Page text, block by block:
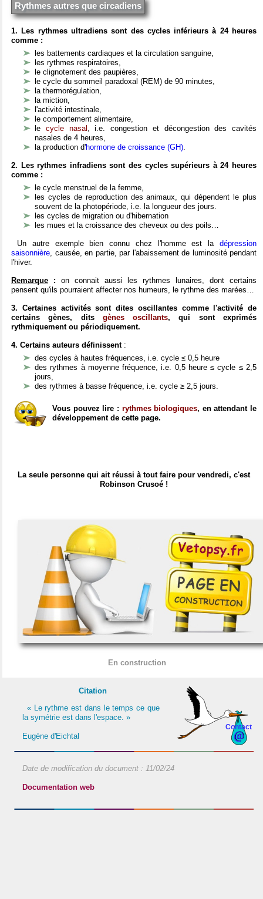
Rythmes autres que circadiens
1. Les rythmes ultradiens sont des cycles inférieurs à 24 heures
comme :
les battements cardiaques et la circulation sanguine,
les rythmes respiratoires,
le clignotement des paupières,
le cycle du sommeil paradoxal (REM) de 90 minutes,
la thermorégulation,
la miction,
l'activité intestinale,
le comportement alimentaire,
le cycle nasal
, i.e. congestion et décongestion des cavités
nasales de 4 heures,
la production d'hormone de croissance (GH)
2. Les rythmes infradiens sont des cycles supérieurs à 24 heures
comme :
le cycle menstruel de la femme,
les cycles de reproduction des animaux, qui dépendent le plus
souvent de la photopériode, i.e. la longueur des jours.
les cycles de migration ou d'hibernation
les mues et la croissance des cheveux ou des poils…
Un autre exemple bien connu chez l'homme est la dépression
saisonnière , causée, en partie, par l'abaissement de luminosité pendant
l'hiver.
Remarque : on connait aussi les rythmes lunaires, dont certains
pensent qu'ils pourraient affecter nos humeurs, le rythme des marées…
3. Certaines activités sont dites oscillantes comme l'activité de
certains gènes, dits gènes oscillants, qui sont exprimés
rythmiquement ou périodiquement.
4. Certains auteurs définissent :
des cycles à hautes fréquences, i.e. cycle ≤ 0,5 heure
des rythmes à moyenne fréquence, i.e. 0,5 heure ≤ cycle ≤ 2,5
jours,
des rythmes à basse fréquence, i.e. cycle ≥ 2,5 jours.
Vous pouvez lire : rythmes biologiques, en attendant le
développement de cette page.
La seule personne qui ait réussi à tout faire pour vendredi, c'est
Robinson Crusoé !
En construction
Contact
Citation
« Le rythme est dans le temps ce que
la symétrie est dans l'espace. »
Eugène d'Eichtal
Date de modification du document : 11/02/24
Documentation web